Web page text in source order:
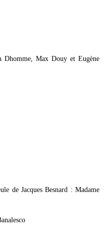
Dhomme, Max Douy et Eugène
de Jacques Besnard : Madame